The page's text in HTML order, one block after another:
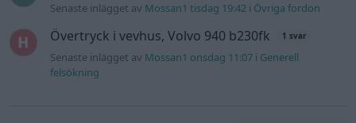
Senaste inlägget av Mossan1 tisdag 19:42 i Övriga fordon
Övertryck i vevhus, Volvo 940 b230fk 1 svar
Senaste inlägget av Mossan1 onsdag 11:07 i Generell
felsökning